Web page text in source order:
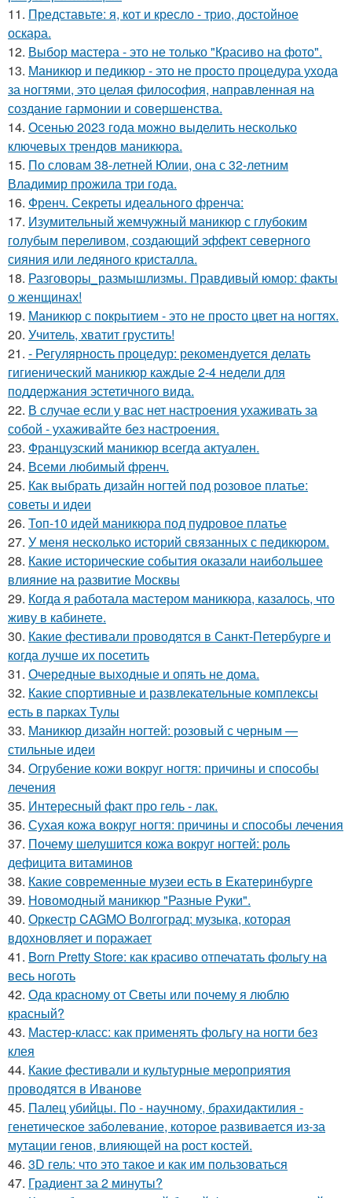
11. Представьте: я, кот и кресло - трио, достойное
оскара.
12. Выбор мастера - это не только "Красиво на фото".
13. Маникюр и педикюр - это не просто процедура ухода
за ногтями, это целая философия, направленная на
создание гармонии и совершенства.
14. Осенью 2023 года можно выделить несколько
ключевых трендов маникюра.
15. По словам 38-летней Юлии, она с 32-летним
Владимир прожила три года.
16. Френч. Секреты идеального френча:
17. Изумительный жемчужный маникюр с глубоким
голубым переливом, создающий эффект северного
сияния или ледяного кристалла.
18. Разговоры_размышлизмы. Правдивый юмор: факты
о женщинах!
19. Маникюр с покрытием - это не просто цвет на ногтях.
20. Учитель, хватит грустить!
21. - Регулярность процедур: рекомендуется делать
гигиенический маникюр каждые 2-4 недели для
поддержания эстетичного вида.
22. В случае если у вас нет настроения ухаживать за
собой - ухаживайте без настроения.
23. Французский маникюр всегда актуален.
24. Всеми любимый френч.
25. Как выбрать дизайн ногтей под розовое платье:
советы и идеи
26. Топ-10 идей маникюра под пудровое платье
27. У меня несколько историй связанных с педикюром.
28. Какие исторические события оказали наибольшее
влияние на развитие Москвы
29. Когда я работала мастером маникюра, казалось, что
живу в кабинете.
30. Какие фестивали проводятся в Санкт-Петербурге и
когда лучше их посетить
31. Очередные выходные и опять не дома.
32. Какие спортивные и развлекательные комплексы
есть в парках Тулы
33. Маникюр дизайн ногтей: розовый с черным —
стильные идеи
34. Огрубение кожи вокруг ногтя: причины и способы
лечения
35. Интересный факт про гель - лак.
36. Сухая кожа вокруг ногтя: причины и способы лечения
37. Почему шелушится кожа вокруг ногтей: роль
дефицита витаминов
38. Какие современные музеи есть в Екатеринбурге
39. Новомодный маникюр "Разные Руки".
40. Оркестр CAGMO Волгоград: музыка, которая
вдохновляет и поражает
41. Born Pretty Store: как красиво отпечатать фольгу на
весь ноготь
42. Ода красному от Светы или почему я люблю
красный?
43. Мастер-класс: как применять фольгу на ногти без
клея
44. Какие фестивали и культурные мероприятия
проводятся в Иванове
45. Палец убийцы. По - научному, брахидактилия -
генетическое заболевание, которое развивается из-за
мутации генов, влияющей на рост костей.
46. 3D гель: что это такое и как им пользоваться
47. Градиент за 2 минуты?